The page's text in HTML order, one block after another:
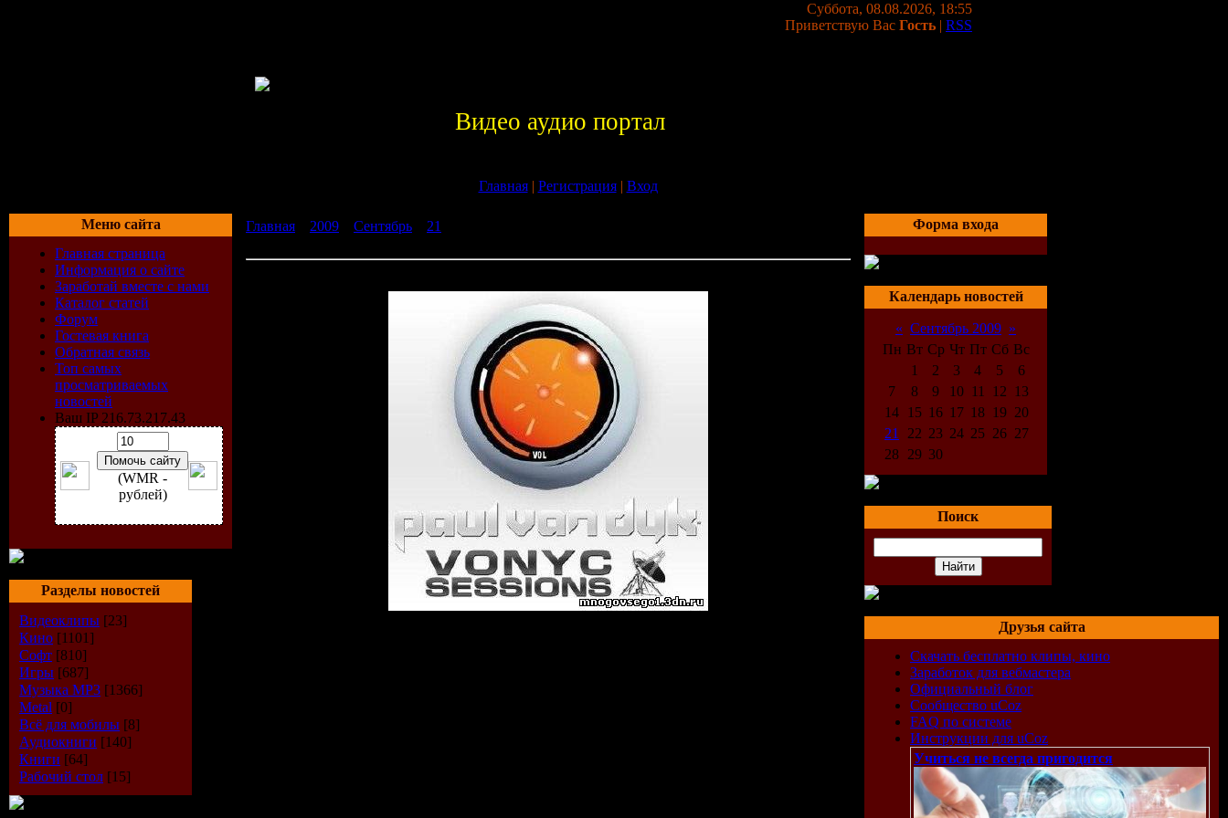
Суббота, 08.08.2026, 18:55
Приветствую Вас Гость | RSS
Видео аудио портал
Главная| Регистрация| Вход
Меню сайта
Главная страница
Информация о сайте
Заработай вместе с нами
Каталог статей
Форум
Гостевая книга
Обратная связь
Топ самых
просматриваемых
новостей
Ваш IP 216.73.217.43
(WMR -
рублей)
Разделы новостей
Видеоклипы [23]
Кино [1101]
Софт [810]
Игры [687]
Музыка МР3 [1366]
Metal [0]
Всё для мобилы [8]
Аудиокниги [140]
Книги [64]
Рабочий стол [15]
Главная 2009 Сентябрь 21 Форма входа
Календарь новостей
« Сентябрь 2009 »
Пн Вт Ср Чт Пт Сб Вс
1
2 3 4 5
6
7
8 9 10 11 12
13
14
15 16 17 18 19 20
21
22 23 24 25 26 27
28 29 30
Поиск
Друзья сайта
Скачать бесплатно клипы, кино
Заработок для вебмастера
Официальный блог
Сообщество uCoz
FAQ по системе
Инструкции для uCoz
Учиться не всегда пригодится